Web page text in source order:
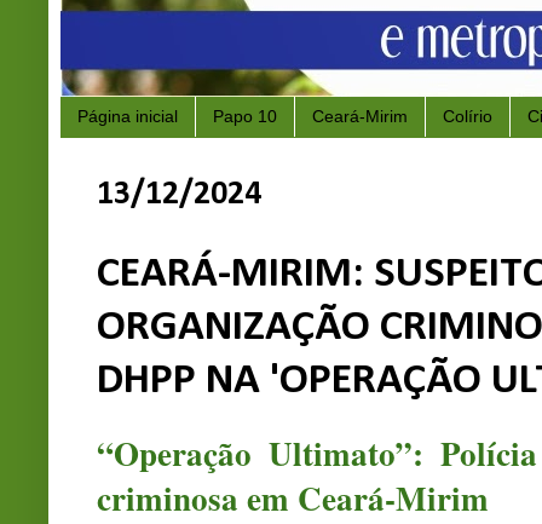
Página inicial Papo 10 Ceará-Mirim Colírio
13/12/2024
CEARÁ-MIRIM:
ORGANIZAÇÃO
DHPP NA 'OPERAÇÃO
“Operação Ultimato”:
criminosa em Ceará-Mirim